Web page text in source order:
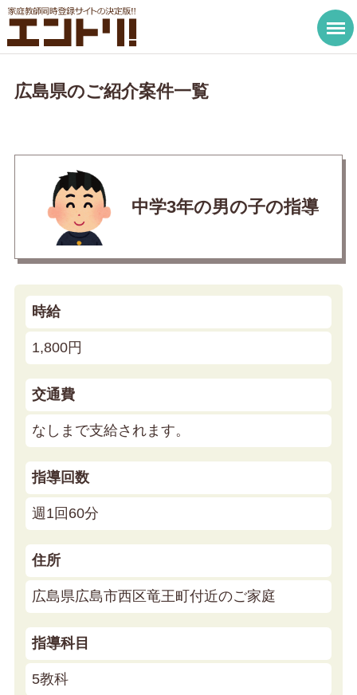
広島県のご紹介案件一覧
中学3年の男の子の指導
時給
1,800円
交通費
なしまで支給されます。
指導回数
週1回60分
住所
広島県広島市西区竜王町付近のご家庭
指導科目
5教科